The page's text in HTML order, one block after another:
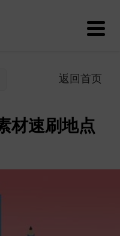
返回首页
材速刷地点